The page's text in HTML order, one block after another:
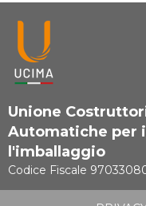
Unione
Automatiche per
l'imballaggio
Codice Fiscale